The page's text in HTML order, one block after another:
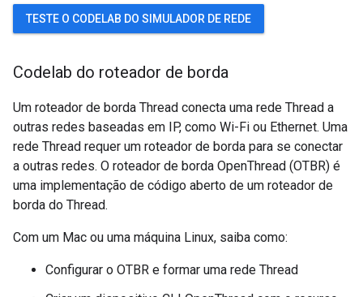
TESTE O CODELAB DO SIMULADOR DE REDE
Codelab do roteador de borda
Um roteador de borda Thread conecta uma rede Thread a
outras redes baseadas em IP, como Wi-Fi ou Ethernet. Uma
rede Thread requer um roteador de borda para se conectar
a outras redes. O roteador de borda OpenThread (OTBR) é
uma implementação de código aberto de um roteador de
borda do Thread.
Com um Mac ou uma máquina Linux, saiba como:
Configurar o OTBR e formar uma rede Thread